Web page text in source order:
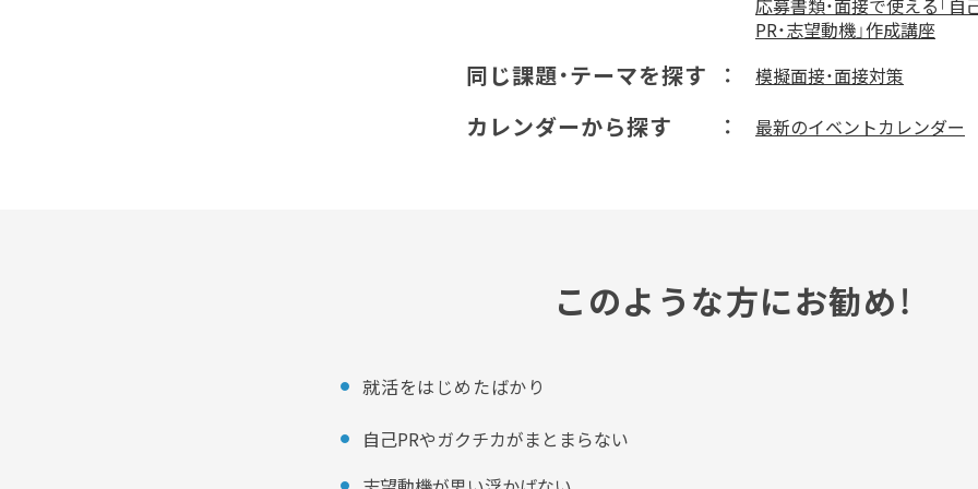
応募書類・面接で使える「自
PR・志望動機」作成講座
同じ課題・テーマを探す 模擬面接・面接対策
カレンダーから探す 最新のイベントカレンダー
このような方にお勧め！
就活をはじめたばかり
自己PRやガクチカがまとまらない